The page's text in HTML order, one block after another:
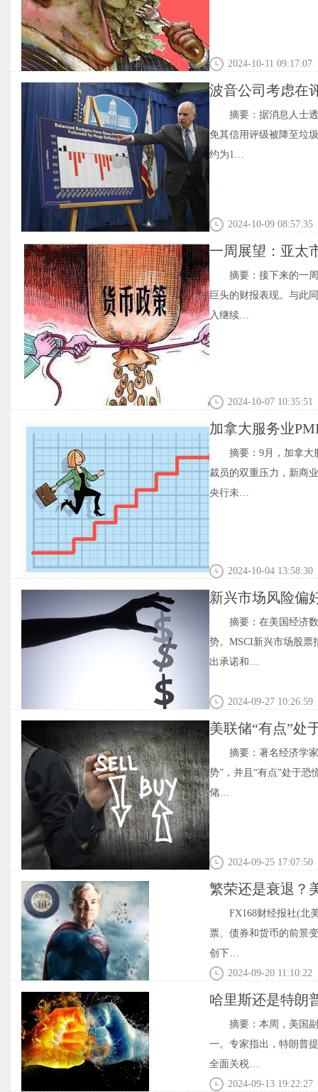
2024-10-11 09:17:07
波音公司考虑在
摘要：据消息人士
免其信用评级被降至垃
约为1…
2024-10-09 08:57:35
一周展望：亚太
重塑全球走势？
摘要：接下来的一
巨头的财报表现。与此
入继续…
2024-10-07 10:35:51
加拿大服务业
摘要：9月，加拿大
裁员的双重压力，新商
央行未…
2024-10-04 13:58:30
新兴市场风险偏
摘要：在美国经济
势。MSCI新兴市场股票
出承诺和…
2024-09-27 10:26:59
美联储“有点”处
临 金价持续上
摘要：著名经济学
势”，并且“有点”处于
储…
2024-09-25 17:07:50
繁荣还是衰退？
FX168财经报社(北
票、债券和货币的前景
创下…
2024-09-20 11:10:22
哈里斯还是特朗
摘要：本周，美国
一。专家指出，特朗普
全面关税…
2024-09-13 19:22:27